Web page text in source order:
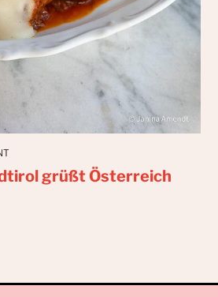
grüßt Österreich